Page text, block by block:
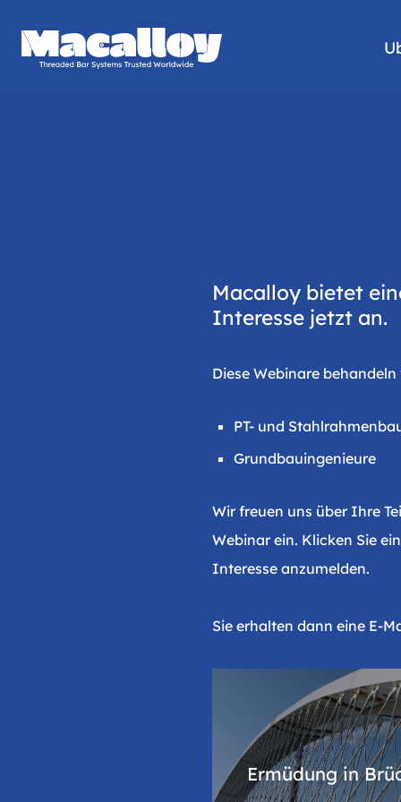
Macalloy bietet
Interesse jetzt an.
Diese Webinare
PT- und
Grundbauingenieure
Wir freuen uns über Ihre
Webinar ein. Klicken Sie
Interesse anzumelden.
Sie erhalten dann eine E-
Ermüdung in